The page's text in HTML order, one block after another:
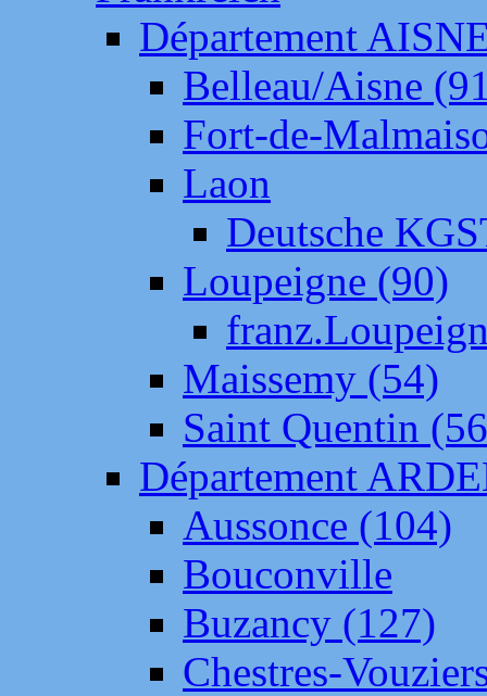
Département
Belleau/Aisne
Fort-de-
Laon
Deutsche
Loupeigne (90)
Maissemy (54)
Saint Quentin
Département
Aussonce (104)
Bouconville
Buzancy (127)
Chestres-